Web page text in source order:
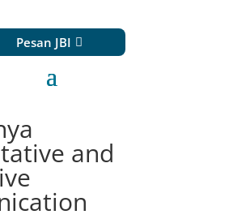
Pesan JBI
and